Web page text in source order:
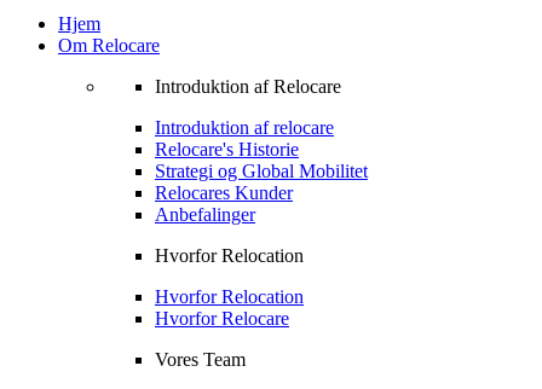
Hjem
Om Relocare
Introduktion af Relocare
Introduktion af relocare
Relocare's Historie
Strategi og Global Mobilitet
Relocares Kunder
Anbefalinger
Hvorfor Relocation
Hvorfor Relocation
Hvorfor Relocare
Vores Team